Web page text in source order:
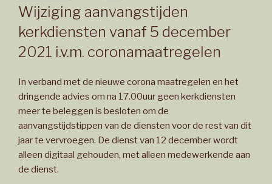
OP
Wijziging aanvangstijden
kerkdiensten vanaf 5 december
2021 i.v.m. coronamaatregelen
In verband met de nieuwe corona maatregelen en het
dringende advies om na 17.00uur geen kerkdiensten
meer te beleggen is besloten om de
aanvangstijdstippen van de diensten voor de rest van dit
jaar te vervroegen. De dienst van 12 december wordt
alleen digitaal gehouden, met alleen medewerkende aan
de dienst.